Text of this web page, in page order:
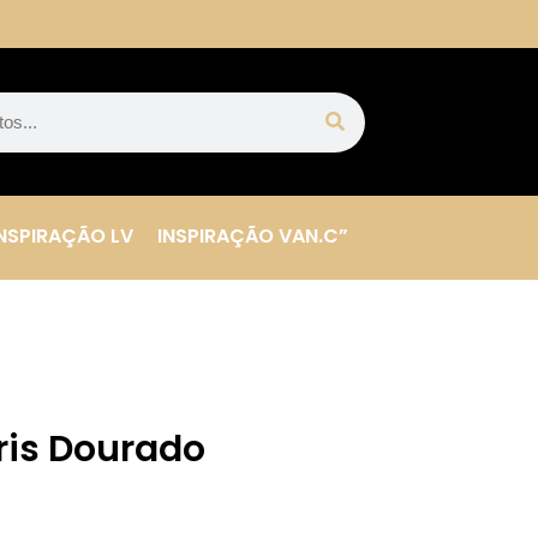
LV INSPIRAÇÃO VAN.C”
Dourado